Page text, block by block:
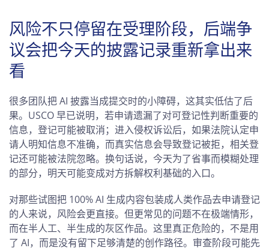
风险不只停留在受理阶段，后端争
议会把今天的披露记录重新拿出来
看
很多团队把 AI 披露当成提交时的小障碍，这其实低估了后
果。USCO 早已说明，若申请遗漏了对可登记性判断重要的
信息，登记可能被取消；进入侵权诉讼后，如果法院认定申
请人明知信息不准确，而真实信息会导致登记被拒，相关登
记还可能被法院忽略。换句话说，今天为了省事而模糊处理
的部分，明天可能变成对方拆解权利基础的入口。
对那些试图把 100% AI 生成内容包装成人类作品去申请登记
的人来说，风险会更直接。但更常见的问题不在极端情形，
而在半人工、半生成的灰区作品。这里真正危险的，不是用
了 AI，而是没有留下足够清楚的创作路径。审查阶段可能先